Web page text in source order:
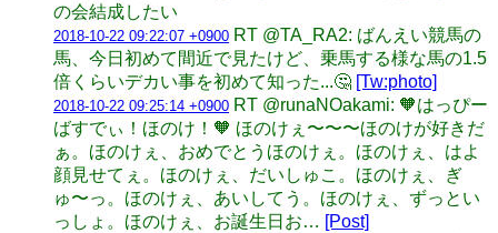
の会結成したい
2018-10-22 09:22:07 +0900 RT @TA_RA2: ばんえい競馬の
馬、今日初めて間近で見たけど、乗馬する様な馬の1.5
倍くらいデカい事を初めて知った...🤔 [Tw:photo]
2018-10-22 09:25:14 +0900 RT @runaNOakami: 🧡はっぴー
ばすでぃ！ほのけ！🧡 ほのけぇ〜〜〜ほのけが好きだ
ぁ。ほのけぇ、おめでとうほのけぇ。ほのけぇ、はよ
顔見せてぇ。ほのけぇ、だいしゅこ。ほのけぇ、ぎ
ゅ〜っ。ほのけぇ、あいしてう。ほのけぇ、ずっとい
っしょ。ほのけぇ、お誕生日お… [Post]